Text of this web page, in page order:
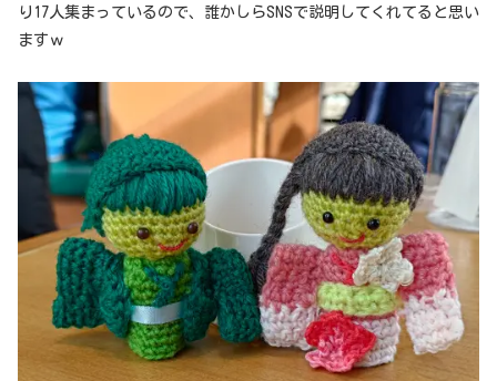
り17人集まっているので、誰かしらSNSで説明してくれてると思い
ますｗ